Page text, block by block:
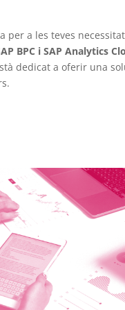
per a les teves
BPC i SAP Analytics
dedicat a oferir una